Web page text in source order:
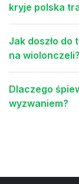
kryje polska
Jak doszło do
na wiolonczeli?
Dlaczego
wyzwaniem?